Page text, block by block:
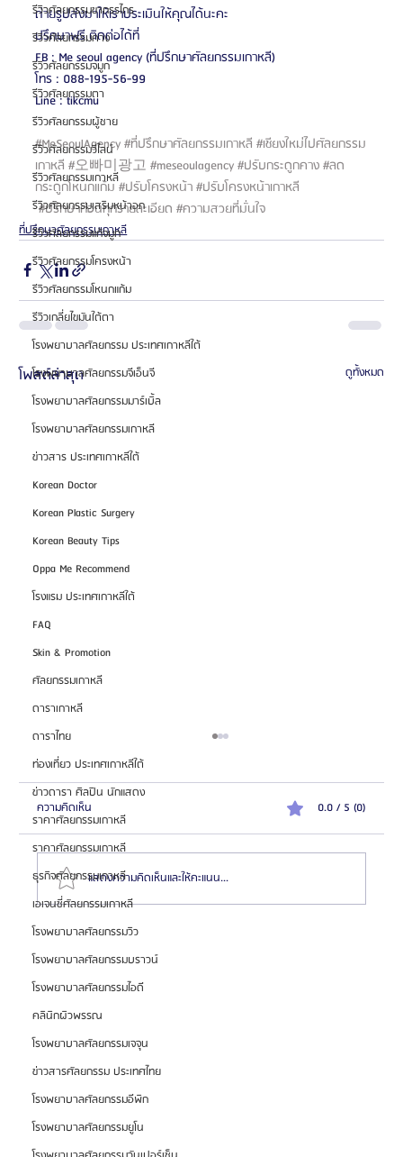
รีวิวศัลยกรรมขากรรไกร
รีวิวศัลยกรรมคาง
รีวิวศัลยกรรมจมูก
รีวิวศัลยกรรมตา
รีวิวศัลยกรรมผู้ชาย
รีวิวศัลยกรรมวีไลน์
รีวิวศัลยกรรมเกาหลี
รีวิวศัลยกรรมเสริมหน้าอก
รีวิวศัลยกรรมแก้จมูก
รีวิวศัลยกรรมโครงหน้า
รีวิวศัลยกรรมโหนกแก้ม
รีวิวเกลี่ยไขมันใต้ตา
โรงพยาบาลศัลยกรรม ประเทศเกาหลีใต้
โรงพยาบาลศัลยกรรมจีเอ็นจี
โรงพยาบาลศัลยกรรมมาร์เบิ้ล
โรงพยาบาลศัลยกรรมเกาหลี
ข่าวสาร ประเทศเกาหลีใต้
Korean Doctor
Korean Plastic Surgery
Korean Beauty Tips
Oppa Me Recommend
โรงแรม ประเทศเกาหลีใต้
FAQ
Skin & Promotion
ศัลยกรรมเกาหลี
ดาราเกาหลี
ดาราไทย
ท่องเที่ยว ประเทศเกาหลีใต้
ข่าวดารา ศิลปิน นักแสดง
ราคาศัลยกรรมเกาหลี
ราคาศัลยกรรมเกาหลี
ธุรกิจศัลยกรรมเกาหลี
เอเจนซี่ศัลยกรรมเกาหลี
โรงพยาบาลศัลยกรรมวิว
โรงพยาบาลศัลยกรรมบราวน์
โรงพยาบาลศัลยกรรมไอดี
คลินิกผิวพรรณ
โรงพยาบาลศัลยกรรมเจจุน
ข่าวสารศัลยกรรม ประเทศไทย
โรงพยาบาลศัลยกรรมอีพิก
โรงพยาบาลศัลยกรรมยูโน
ถ่ายรูปส่งมาให้เราประเมินให้คุณได้นะคะ
ปรึกษาฟรี ติดต่อได้ที่
FB : Me seoul agency (ที่ปรึกษาศัลยกรรมเกาหลี)
โทร : 088-195-56-99
Line : tikcmu
#MeSeoulAgency#ที่ปรึกษาศัลยกรรมเกาหลี #เชียงใหม่ไปศัลยกรรม
เกาหลี #오빠미광고 #meseoulagency#ปรับกระดูกคาง#ลด
กระดูกโหนกแก้ม#ปรับโครงหน้า#ปรับโครงหน้าเกาหลี
#ปรึกษาก่อนทุกรายละเอียด #ความสวยที่มั่นใจ
ที่ปรึกษาศัลยกรรมเกาหลี
โพสต์ล่าสุด ดูทั้งหมด
ครบจบในบทความเดียว 2026
ความคิดเห็น 0.0 / 5 (0)
แสดงความคิดเห็นและให้คะแนน...